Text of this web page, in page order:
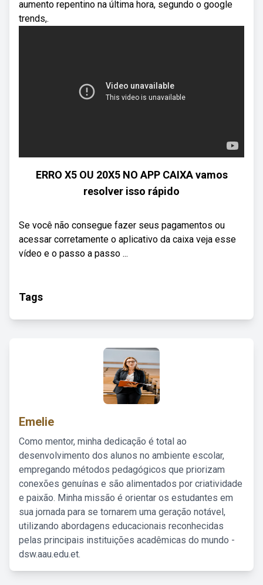
aumento repentino na última hora, segundo o google
trends,.
ERRO X5 OU 20X5 NO APP CAIXA vamos
resolver isso rápido
Se você não consegue fazer seus pagamentos ou
acessar corretamente o aplicativo da caixa veja esse
vídeo e o passo a passo ...
Tags
Emelie
Como mentor, minha dedicação é total ao
desenvolvimento dos alunos no ambiente escolar,
empregando métodos pedagógicos que priorizam
conexões genuínas e são alimentados por criatividade
e paixão. Minha missão é orientar os estudantes em
sua jornada para se tornarem uma geração notável,
utilizando abordagens educacionais reconhecidas
pelas principais instituições acadêmicas do mundo -
dsw.aau.edu.et.